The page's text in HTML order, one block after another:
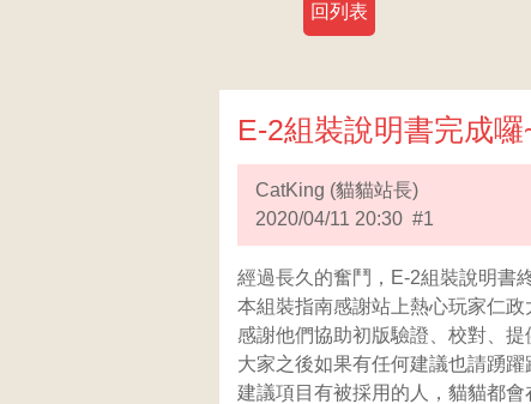
回列表
E-2組裝說明書完成
CatKing (貓貓站長)
2020/04/11 20:30 #1
經過長久的奮鬥，E-2組裝說明書
本組裝指南感謝站上熱心玩家仁
感謝他們協助初版驗證、校對、提
大家之後如果有任何建議也請踴
建議項目有被採用的人，貓貓都